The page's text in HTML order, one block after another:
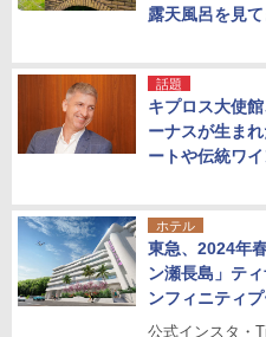
露天風呂を見て
話題
キプロス大使
ーナスが生ま
ートや伝統ワ
ホテル
東急、2024年
ン瀬長島」テ
ンフィニティ
公式インスタ・